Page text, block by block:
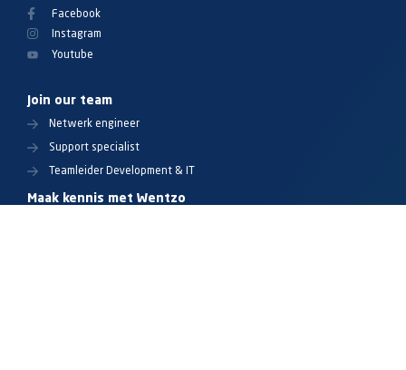
Facebook
Instagram
Youtube
Join our team
Netwerk engineer
Support specialist
Teamleider Development & IT
Maak kennis met Wentzo